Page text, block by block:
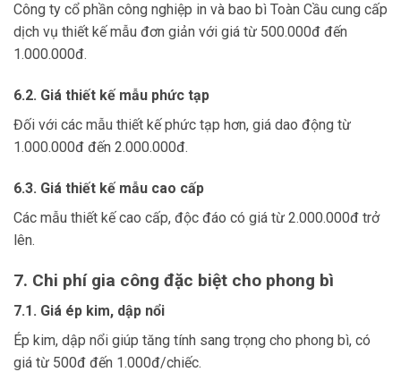
Công ty cổ phần công nghiệp in và bao bì Toàn Cầu cung cấp
dịch vụ thiết kế mẫu đơn giản với giá từ 500.000đ đến
1.000.000đ.
6.2. Giá thiết kế mẫu phức tạp
Đối với các mẫu thiết kế phức tạp hơn, giá dao động từ
1.000.000đ đến 2.000.000đ.
6.3. Giá thiết kế mẫu cao cấp
Các mẫu thiết kế cao cấp, độc đáo có giá từ 2.000.000đ trở
lên.
7. Chi phí gia công đặc biệt cho phong bì
7.1. Giá ép kim, dập nổi
Ép kim, dập nổi giúp tăng tính sang trọng cho phong bì, có
giá từ 500đ đến 1.000đ/chiếc.